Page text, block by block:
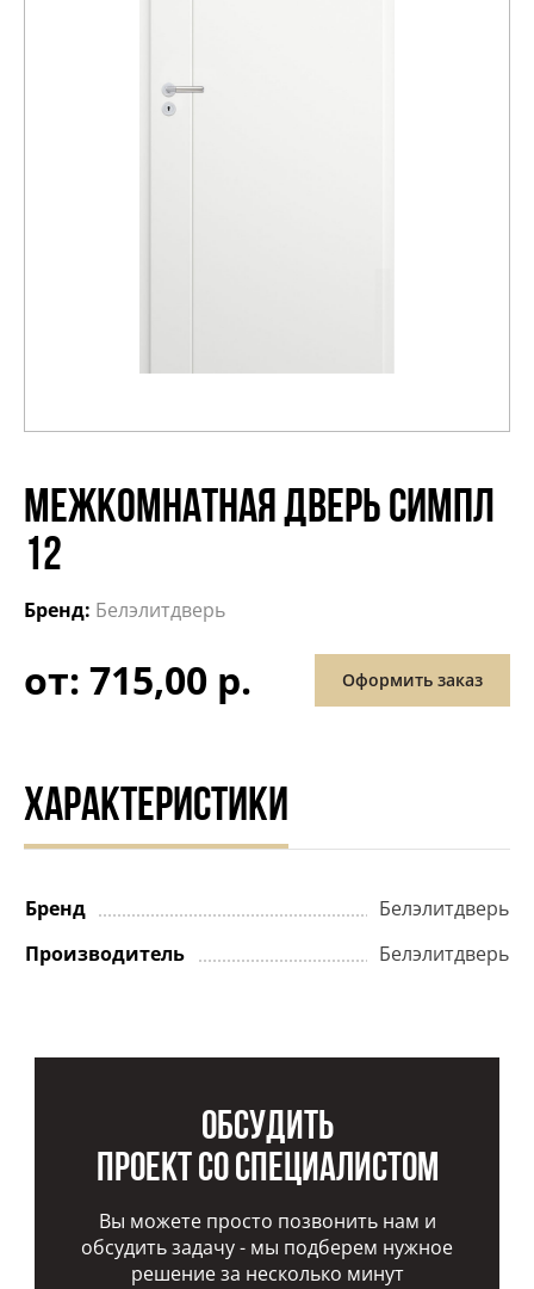
МЕЖКОМНАТНАЯ ДВЕРЬ СИМПЛ
12
Бренд: Белэлитдверь
от: 715,00 р. Оформить заказ
ХАРАКТЕРИСТИКИ
Бренд
Белэлитдверь
Производитель
Белэлитдверь
Обсудить
проект со специалистом
Вы можете просто позвонить нам и
обсудить задачу - мы подберем нужное
решение за несколько минут